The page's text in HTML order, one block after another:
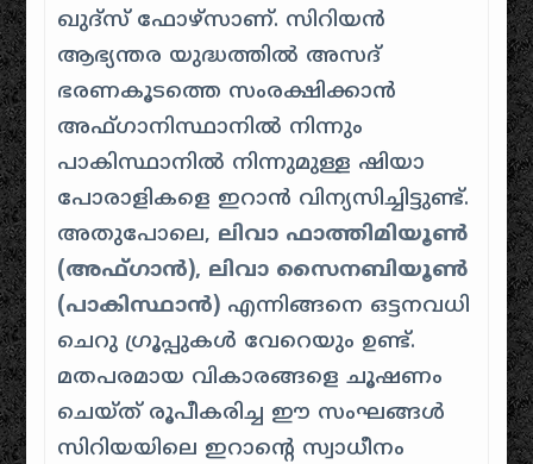
ഖുദ്‌സ് ഫോഴ്‌സാണ്. സിറിയൻ
ആഭ്യന്തര യുദ്ധത്തിൽ അസദ്
ഭരണകൂടത്തെ സംരക്ഷിക്കാൻ
അഫ്ഗാനിസ്ഥാനിൽ നിന്നും
പാകിസ്ഥാനിൽ നിന്നുമുള്ള ഷിയാ
പോരാളികളെ ഇറാൻ വിന്യസിച്ചിട്ടുണ്ട്.
അതുപോലെ, ലിവാ ഫാത്തിമിയൂൺ
(അഫ്ഗാൻ), ലിവാ സൈനബിയൂൺ
(പാകിസ്ഥാൻ) എന്നിങ്ങനെ ഒട്ടനവധി
ചെറു ഗ്രൂപ്പുകൾ വേറെയും ഉണ്ട്.
മതപരമായ വികാരങ്ങളെ ചൂഷണം
ചെയ്ത് രൂപീകരിച്ച ഈ സംഘങ്ങൾ
സിറിയയിലെ ഇറാന്റെ സ്വാധീനം